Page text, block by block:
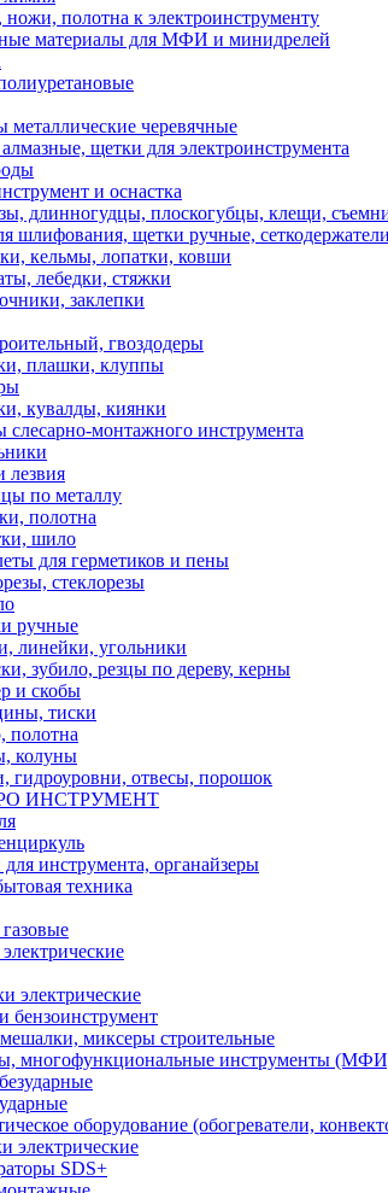
полотна к электроинструменту
материалы для МФИ и минидрелей
металлические черевячные
щетки для электроинструмента
и оснастка
длинногудцы, плоскогубцы, клещи,
шлифования, щетки ручные, сеткодержатели
кельмы, лопатки, ковши
лебедки, стяжки
заклепки
гвоздодеры
плашки, клуппы
кувалды, киянки
слесарно-монтажного инструмента
по металлу
полотна
шило
для герметиков и пены
стеклорезы
ручные
линейки, угольники
зубило, резцы по дереву, керны
и скобы
тиски
полотна
колуны
гидроуровни, отвесы, порошок
ИНСТРУМЕНТ
инструмента, органайзеры
техника
электрические
бензоинструмент
миксеры строительные
многофункциональные инструменты
оборудование (обогреватели,
электрические
SDS+